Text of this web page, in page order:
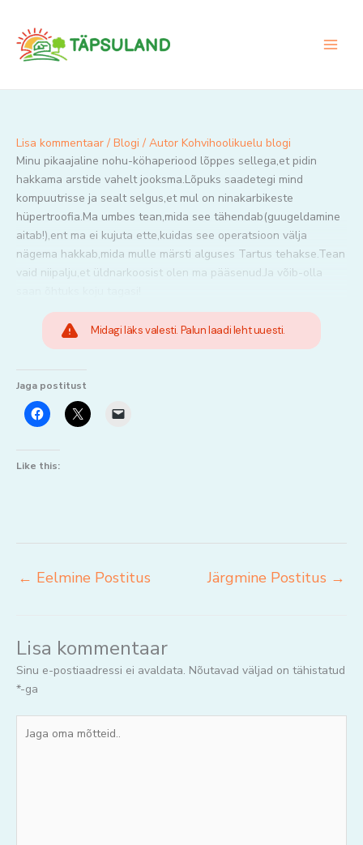
content
Lisa kommentaar / Blogi / Autor Kohvihoolikuelu blogi
Minu pikaajaline nohu-köhaperiood lõppes sellega,et pidin
hakkama arstide vahelt jooksma.Lõpuks saadetegi mind
kompuutrisse ja sealt selgus,et mul on ninakarbikeste
hüpertroofia.Ma umbes tean,mida see tähendab(guugeldamine
aitab!),ent ma ei kujuta ette,kuidas see operatsioon välja
nägema hakkab,mida mulle märsti alguses Tartus tehakse.Tean
vaid niipalju,et üldnarkoosist olen ma pääsenud.Ja võib-olla
Midagi läks valesti. Palun laadi leht uuesti.
Jaga postitust
Like this:
← Eelmine Postitus Järgmine Postitus →
Lisa kommentaar
Sinu e-postiaadressi ei avaldata. Nõutavad väljad on tähistatud
*-ga
oma